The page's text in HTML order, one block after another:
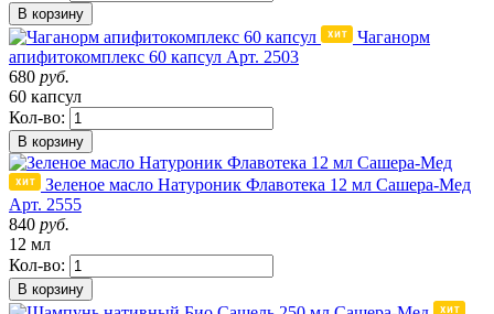
В корзину
Чаганорм
апифитокомплекс 60 капсул Арт. 2503
680 руб.
60 капсул
Кол-во:
В корзину
Зеленое масло Натуроник Флавотека 12 мл Сашера-Мед
Арт. 2555
840 руб.
12 мл
Кол-во:
В корзину